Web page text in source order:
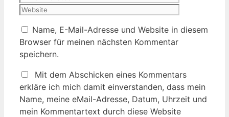
Name, E-Mail-Adresse und Website in diesem
Browser für meinen nächsten Kommentar
speichern.
Mit dem Abschicken eines Kommentars
erkläre ich mich damit einverstanden, dass mein
Name, meine eMail-Adresse, Datum, Uhrzeit und
mein Kommentartext durch diese Website